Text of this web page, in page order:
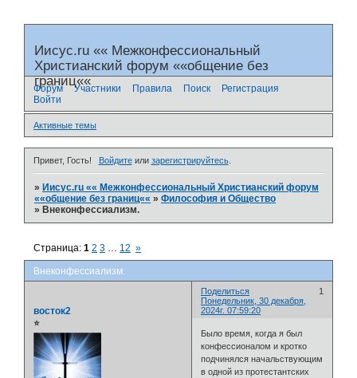
Иисус.ru «« Межконфессиональный
Христианский форум ««общение без
границ««
Форум Участники Правила Поиск
Регистрация
Войти
Активные темы
Привет, Гость! Войдитеили зарегистрируйтесь.
»Иисус.ru «« Межконфессиональный Христианский форум
««общение без границ«« »Философия и Общество
»Внеконфессиализм.
Внеконфессиализм.
Страница:1 2 3 … 12 »
Поделиться
1
Понедельник, 30 декабря,
2024г. 07:59:20
восток2
⭐
Было время, когда я был
конфессионалом и кротко
подчинялся начальствующим
в одной из протестантских